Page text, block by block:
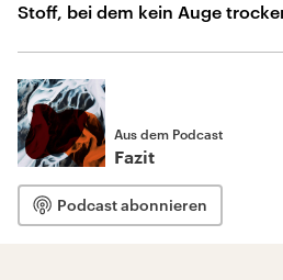
Stoff, bei dem kein Auge
Aus dem Podcast
Fazit
Podcast abonnieren